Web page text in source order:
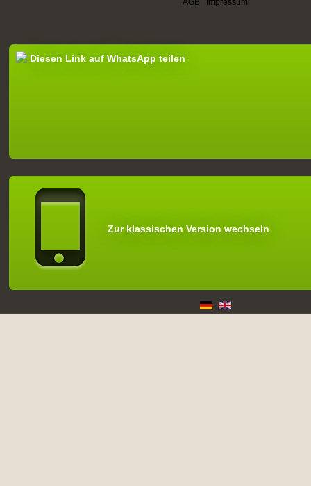
AGB Impressum
Diesen Link auf WhatsApp teilen
Zur klassischen Version wechseln